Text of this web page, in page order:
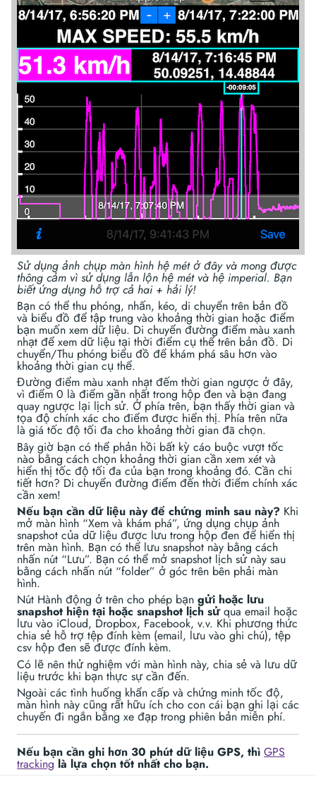
Sử dụng ảnh chụp màn hình hệ mét ở đây và mong được
thông cảm vì sử dụng lẫn lộn hệ mét và hệ imperial. Bạn
biết ứng dụng hỗ trợ cả hai + hải lý!
Bạn có thể thu phóng, nhấn, kéo, di chuyển trên bản đồ
và biểu đồ để tập trung vào khoảng thời gian hoặc điểm
bạn muốn xem dữ liệu. Di chuyển đường điểm màu xanh
nhạt để xem dữ liệu tại thời điểm cụ thể trên bản đồ. Di
chuyển/Thu phóng biểu đồ để khám phá sâu hơn vào
khoảng thời gian cụ thể.
Đường điểm màu xanh nhạt đếm thời gian ngược ở đây,
vì điểm 0 là điểm gần nhất trong hộp đen và bạn đang
quay ngược lại lịch sử. Ở phía trên, bạn thấy thời gian và
tọa độ chính xác cho điểm được hiển thị. Phía trên nữa
là giá tốc độ tối đa cho khoảng thời gian đã chọn.
Bây giờ bạn có thể phản hồi bất kỳ cáo buộc vượt tốc
nào bằng cách chọn khoảng thời gian cần xem xét và
hiển thị tốc độ tối đa của bạn trong khoảng đó. Cần chi
tiết hơn? Di chuyển đường điểm đến thời điểm chính xác
cần xem!
Nếu bạn cần dữ liệu này để chứng minh sau này? Khi
mở màn hình “Xem và khám phá”, ứng dụng chụp ảnh
snapshot của dữ liệu được lưu trong hộp đen để hiển thị
trên màn hình. Bạn có thể lưu snapshot này bằng cách
nhấn nút “Lưu”. Bạn có thể mở snapshot lịch sử này sau
bằng cách nhấn nút “folder” ở góc trên bên phải màn
hình.
Nút Hành động ở trên cho phép bạn gửi hoặc lưu
snapshot hiện tại hoặc snapshot lịch sửqua email hoặc
lưu vào iCloud, Dropbox, Facebook, v.v. Khi phương thức
chia sẻ hỗ trợ tệp đính kèm (email, lưu vào ghi chú), tệp
csv hộp đen sẽ được đính kèm.
Có lẽ nên thử nghiệm với màn hình này, chia sẻ và lưu dữ
liệu trước khi bạn thực sự cần đến.
Ngoài các tình huống khẩn cấp và chứng minh tốc độ,
màn hình này cũng rất hữu ích cho con cái bạn ghi lại các
chuyến đi ngắn bằng xe đạp trong phiên bản miễn phí.
Nếu bạn cần ghi hơn 30 phút dữ liệu GPS, thì GPS
tracking là lựa chọn tốt nhất cho bạn.